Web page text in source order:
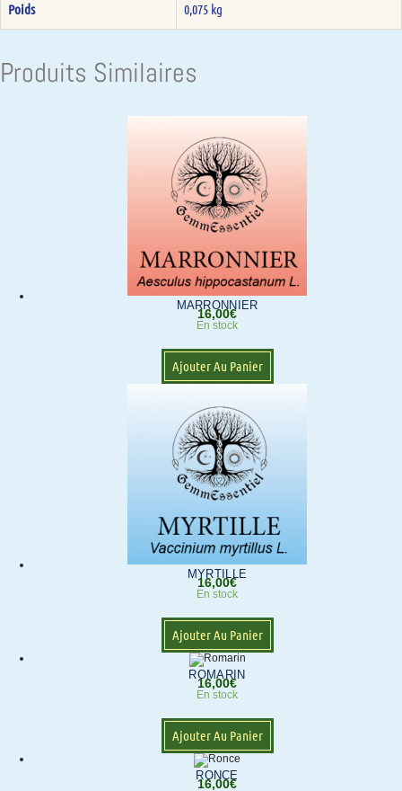
Poids 0,075 kg
Produits Similaires
MARRONNIER
16,00€
En stock
Ajouter Au Panier
MYRTILLE
16,00€
En stock
Ajouter Au Panier
ROMARIN
16,00€
En stock
Ajouter Au Panier
RONCE
16,00€